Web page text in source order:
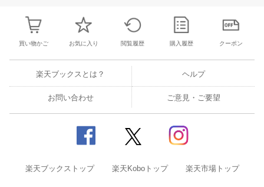
章 運用 9章 パフォーマンス評価と改善 10
章 財務的マネジメント 11章 ISO5500適用
のHow to 12章 舗装 13章 プラントマネジメ
買い物かご お気に入り 閲覧履歴 購入履歴 クーポン
楽天ブックスとは？ ヘルプ
お問い合わせ ご意見・ご要望
楽天ブックストップ 楽天Koboトップ 楽天市場トップ